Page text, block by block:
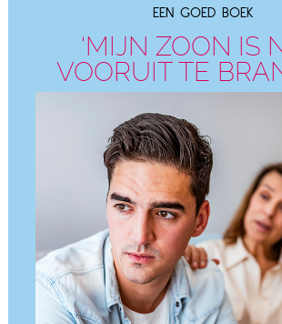
EEN GOED BOEK
‘MIJN ZOON IS
VOORUIT TE